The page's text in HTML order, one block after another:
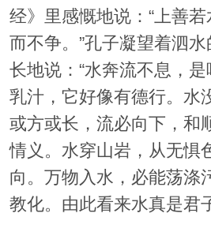
经》里感慨地说：“上善
而不争。”孔子凝望着泗
长地说：“水奔流不息，
乳汁，它好像有德行。水
或方或长，流必向下，和
情义。水穿山岩，从无惧
向。万物入水，必能荡涤
教化。由此看来水真是君